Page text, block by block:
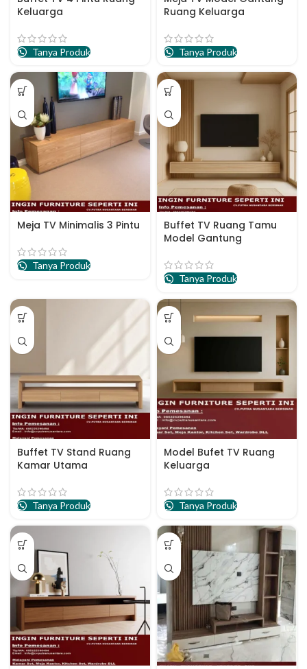
Keluarga
Tanya Produk
Ruang Keluarga
Tanya Produk
Meja TV Minimalis 3 Pintu
Tanya Produk
Buffet TV Ruang Tamu
Model Gantung
Tanya Produk
Buffet TV Stand Ruang
Kamar Utama
Tanya Produk
Model Bufet TV Ruang
Keluarga
Tanya Produk